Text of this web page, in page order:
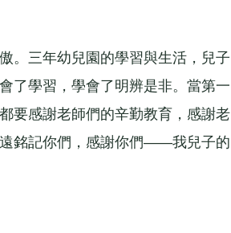
三年幼兒園的學習與生活，兒子
了學習，學會了明辨是非。當第一
要感謝老師們的辛勤教育，感謝老
銘記你們，感謝你們——我兒子的